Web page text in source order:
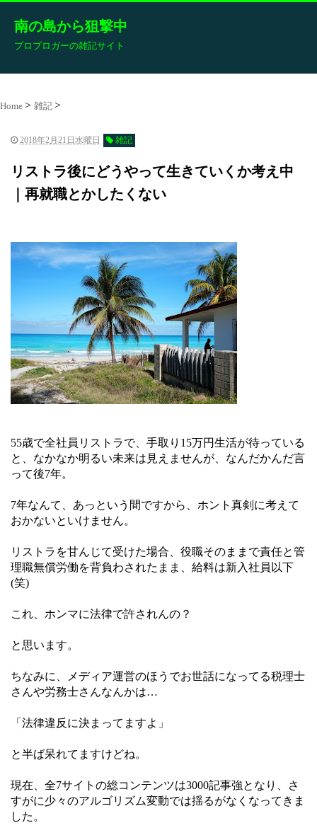
南の島から狙撃中
プロブロガーの雑記サイト
Home 雑記
2018年2月21日水曜日 雑記
リストラ後にどうやって生きていくか考え中
｜再就職とかしたくない
55歳で全社員リストラで、手取り15万円生活が待っている
と、なかなか明るい未来は見えませんが、なんだかんだ言
って後7年。
7年なんて、あっという間ですから、ホント真剣に考えて
おかないといけません。
リストラを甘んじて受けた場合、役職そのままで責任と管
理職無償労働を背負わされたまま、給料は新入社員以下
(笑)
これ、ホンマに法律で許されんの？
と思います。
ちなみに、メディア運営のほうでお世話になってる税理士
さんや労務士さんなんかは…
「法律違反に決まってますよ」
と半ば呆れてますけどね。
現在、全7サイトの総コンテンツは3000記事強となり、さ
すがに少々のアルゴリズム変動では揺るがなくなってきま
した。